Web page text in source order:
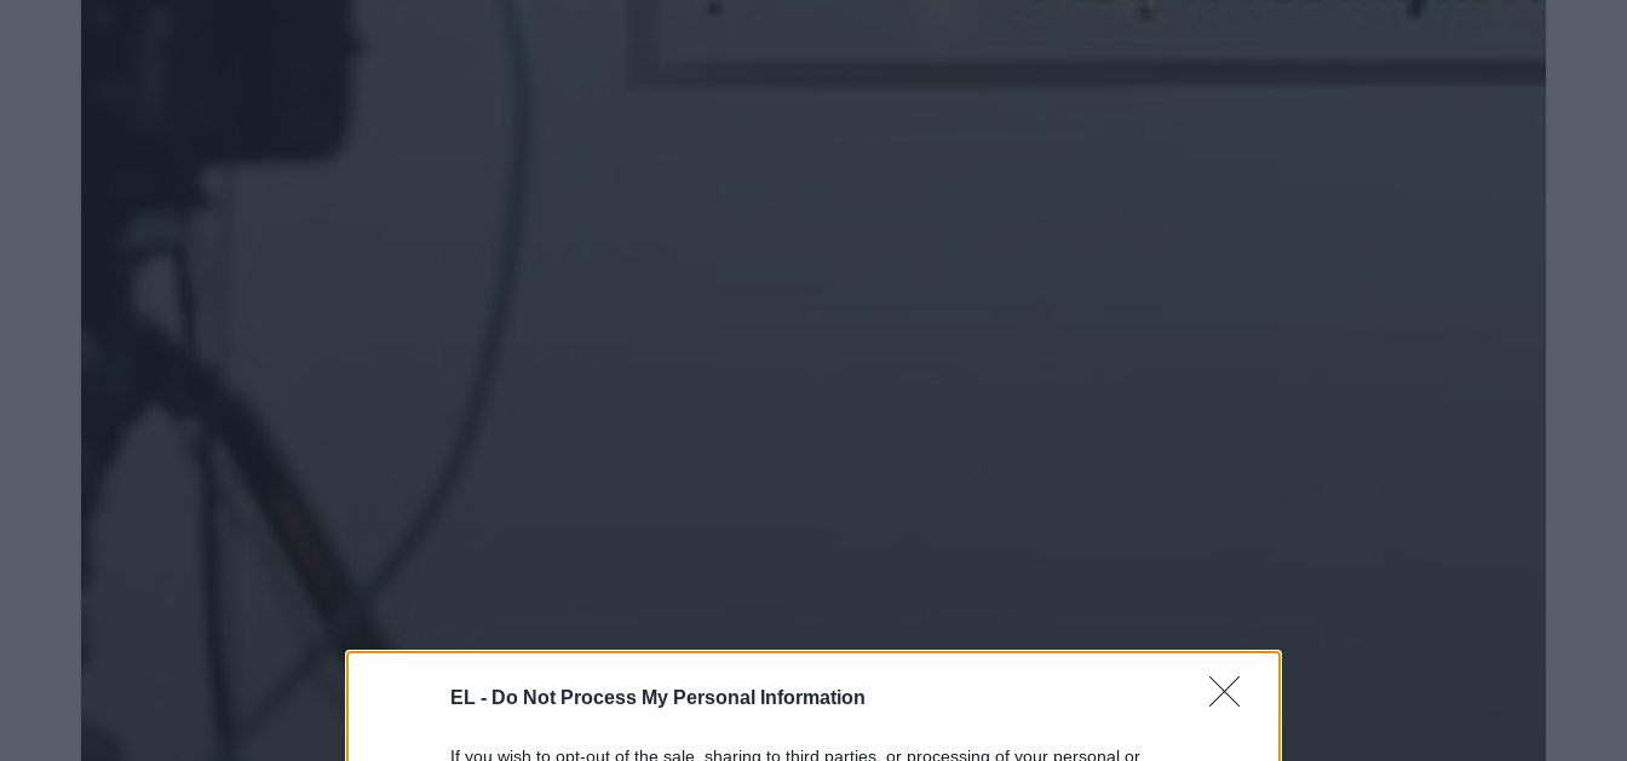
EL - Do Not Process My Personal Information
If you wish to opt-out of the sale, sharing to third parties, or processing of your personal or